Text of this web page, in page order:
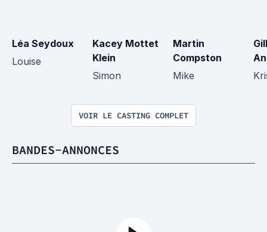
Léa Seydoux
Louise
Kacey Mottet
Klein
Simon
Martin
Compston
Mike
VOIR LE CASTING COMPLET
BANDES-ANNONCES